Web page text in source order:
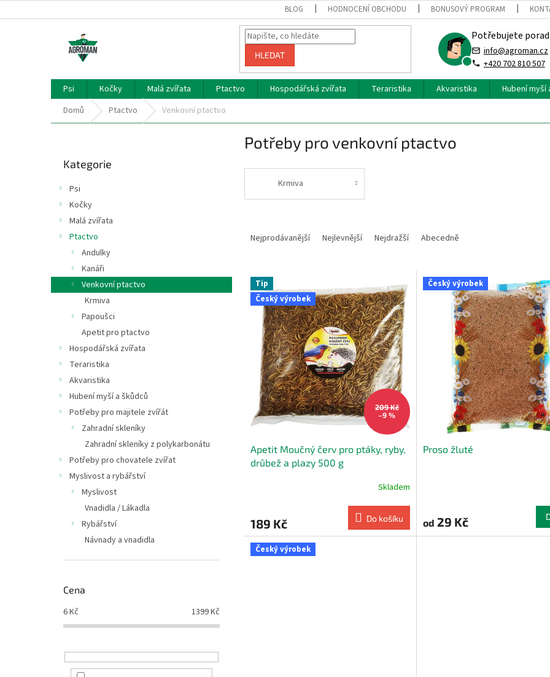
na
BLOG HODNOCENÍ OBCHODU BONUSOVÝ PROGRAM
HLEDAT
Potřebujete
info@agroman.cz
+420 702 810 507
Psi Kočky Malá zvířata Ptactvo Hospodářská zvířata Teraristika Akvaristika
Hubení myší
Domů
Ptactvo Venkovní ptactvo
n
e
kategorie
Kategorie
Psi
Kočky
Malá zvířata
Ptactvo
Andulky
Kanáři
Venkovní ptactvo
Krmiva
Papoušci
Apetit pro ptactvo
Hospodářská zvířata
Teraristika
Akvaristika
Hubení myší a škůdců
Potřeby pro majitele zvířát
Zahradní skleníky
Zahradní skleníky z polykarbonátu
Potřeby pro chovatele zvířat
Myslivost a rybářství
Myslivost
Vnadidla / Lákadla
Rybářství
Návnady a vnadidla
Cena
6Kč 1399Kč
Potřeby pro venkovní ptactvo
Krmiva
n
p
Nejprodávanější Nejlevnější Nejdražší Abecedně
V
p
Tip
Český výrobek
209 Kč
–9 %
Apetit Moučný červ pro ptáky, ryby,
drůbež a plazy 500 g
Skladem
189 Kč Do košíku
Český výrobek
Proso žluté
od 29 Kč
Český výrobek